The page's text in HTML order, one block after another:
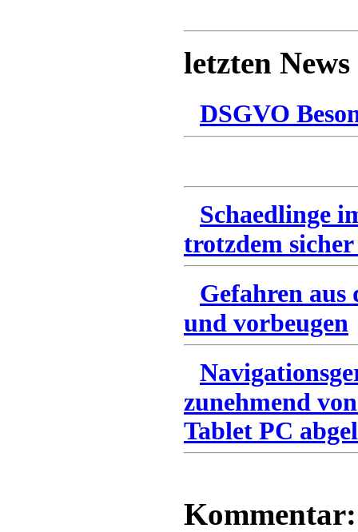
letzten News
DSGVO
Schaedlinge
trotzdem
Gefahren
und vorbeugen
zunehmend
Tablet PC
Kommentar: